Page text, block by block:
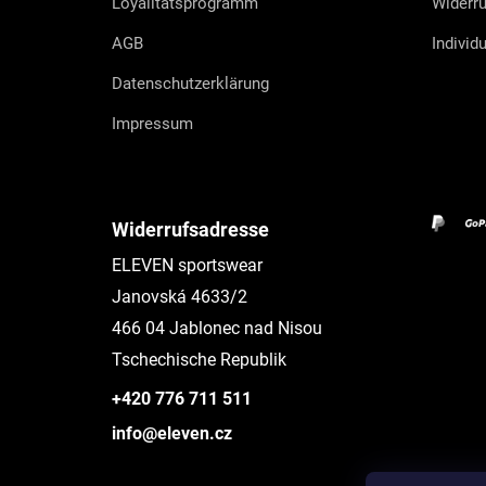
AGB
Datenschutzerklärung
Impressum
Widerrufsadresse
ELEVEN sportswear
Janovská 4633/2
466 04 Jablonec nad Nisou
Tschechische Republik
+420 776 711 511
info@eleven.cz